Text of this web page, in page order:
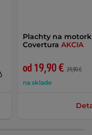
Plachty na
CoverturaAKCIA
od 19,90 € 24,90 €
na sklade